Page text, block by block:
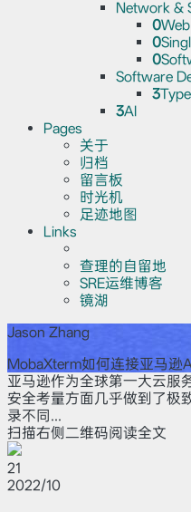
Network &
0
0
0
Software
3
3AI
Pages
关于
归档
留言板
时光机
足迹地图
Links
查理的自留地
SRE运维博客
镜湖
Jason Zhang
MobaXterm如何连接亚马逊
亚马逊作为全球第一大云服
安全考量方面几乎做到了极
录不同...
扫描右侧二维码阅读全文
21
2022/10